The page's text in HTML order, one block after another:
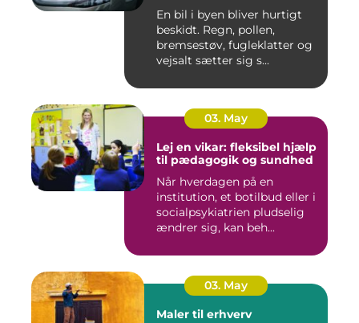
En bil i byen bliver hurtigt
beskidt. Regn, pollen,
bremsestøv, fugleklatter og
vejsalt sætter sig s...
03. May
Lej en vikar: fleksibel hjælp
til pædagogik og sundhed
Når hverdagen på en
institution, et botilbud eller i
socialpsykiatrien pludselig
ændrer sig, kan beh...
03. May
Maler til erhverv